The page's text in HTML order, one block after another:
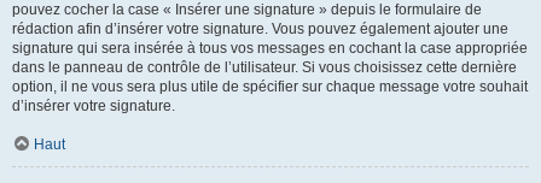
pouvez cocher la case « Insérer une signature » depuis le formulaire de
rédaction afin d’insérer votre signature. Vous pouvez également ajouter une
signature qui sera insérée à tous vos messages en cochant la case appropriée
dans le panneau de contrôle de l’utilisateur. Si vous choisissez cette dernière
option, il ne vous sera plus utile de spécifier sur chaque message votre souhait
d’insérer votre signature.
Haut